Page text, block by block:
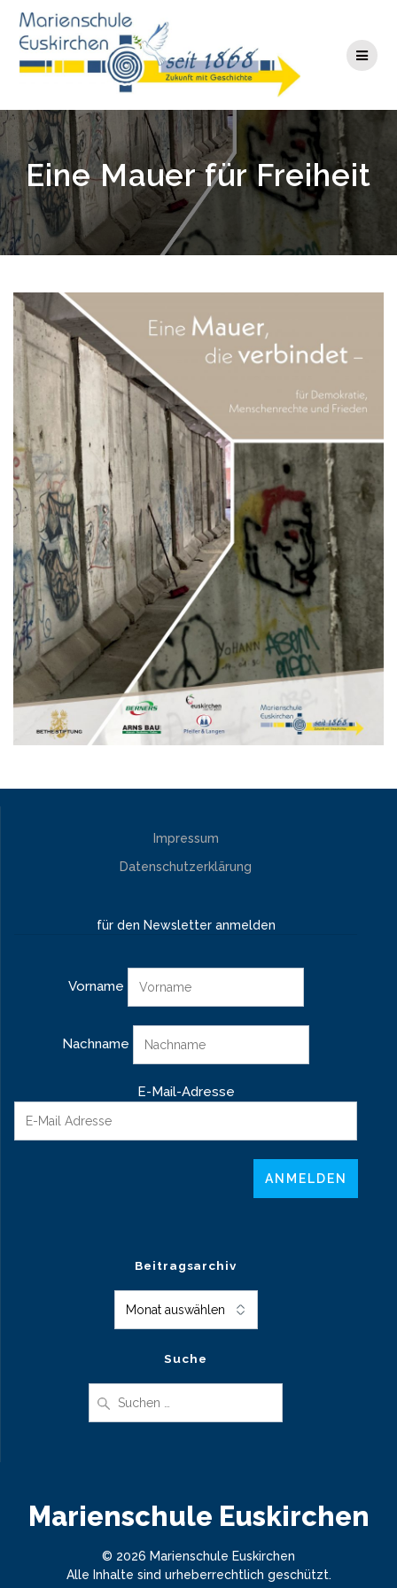
springen
Eine Mauer für Freiheit
Impressum
Datenschutzerklärung
für den Newsletter anmelden
Vorname
Nachname
E-Mail-Adresse
Beitragsarchiv
Suche
nach:
Marienschule Euskirchen
© 2026 Marienschule Euskirchen
Alle Inhalte sind urheberrechtlich geschützt.